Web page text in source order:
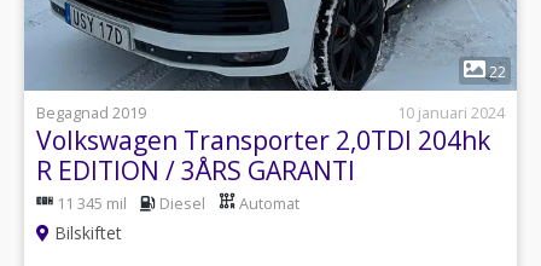
1
22
Begagnad 2019
10 januari 2024
Volkswagen Transporter 2,0TDI 204hk
R EDITION / 3ÅRS GARANTI
11 345 mil Diesel Automat
Bilskiftet